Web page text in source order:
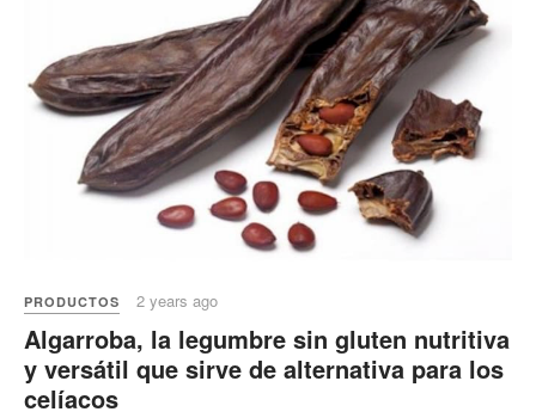
PRODUCTOS 2 years ago
Algarroba, la legumbre sin gluten nutritiva
y versátil que sirve de alternativa para los
celíacos